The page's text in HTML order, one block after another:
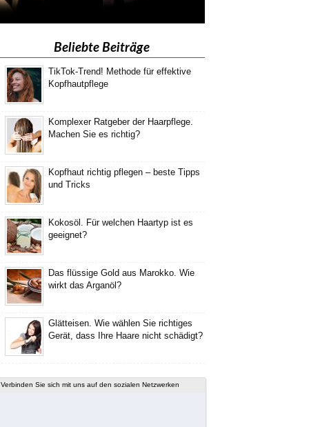
Beliebte Beiträge
TikTok-Trend! Methode für effektive
Kopfhautpflege
Komplexer Ratgeber der Haarpflege.
Machen Sie es richtig?
Kopfhaut richtig pflegen – beste Tipps
und Tricks
Kokosöl. Für welchen Haartyp ist es
geeignet?
Das flüssige Gold aus Marokko. Wie
wirkt das Arganöl?
Glätteisen. Wie wählen Sie richtiges
Gerät, dass Ihre Haare nicht schädigt?
Verbinden Sie sich mit uns auf den sozialen Netzwerken